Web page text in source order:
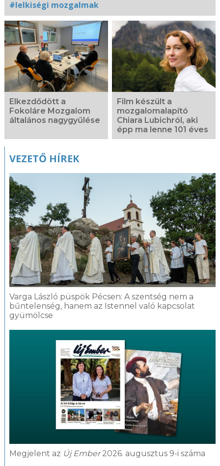
#lelkiségi mozgalmak
Kapcsolódó
fotógaléria
Elkezdődött a
Fokoláre Mozgalom
általános nagygyűlése
Film készült a
mozgalomalapító
Chiara Lubichról, aki
épp ma lenne 101 éves
VEZETŐ HÍREK
Varga László püspök Pécsen: A szentség nem a
bűntelenség, hanem az Istennel való kapcsolat
gyümölcse
Megjelent az Új Ember2026. augusztus 9-i száma